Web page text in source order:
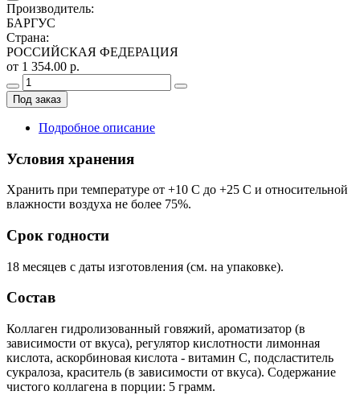
Производитель:
БАРГУС
Страна:
РОССИЙСКАЯ ФЕДЕРАЦИЯ
от 1 354.00 р.
Под заказ
Подробное описание
Условия хранения
Хранить при температуре от +10 С до +25 С и относительной
влажности воздуха не более 75%.
Срок годности
18 месяцев с даты изготовления (см. на упаковке).
Состав
Коллаген гидролизованный говяжий, ароматизатор (в
зависимости от вкуса), регулятор кислотности лимонная
кислота, аскорбиновая кислота - витамин С, подсластитель
сукралоза, краситель (в зависимости от вкуса). Содержание
чистого коллагена в порции: 5 грамм.